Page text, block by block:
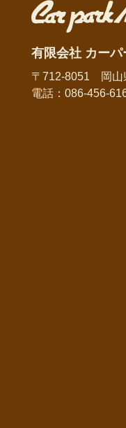
有限会社 カーパ
〒712-8051 岡山
電話：086-456-